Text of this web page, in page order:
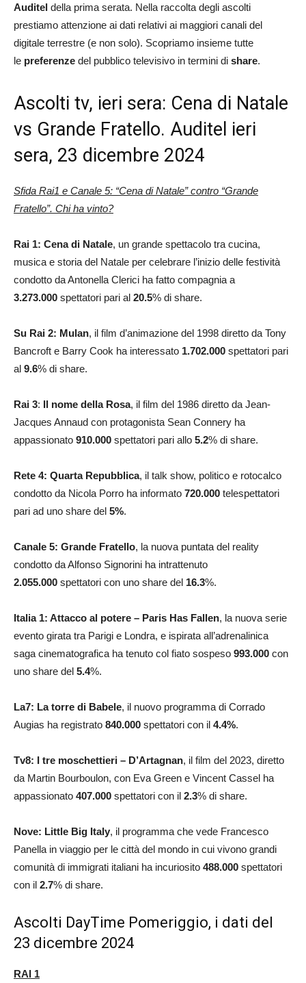
Auditel della prima serata. Nella raccolta degli ascolti
prestiamo attenzione ai dati relativi ai maggiori canali del
digitale terrestre (e non solo). Scopriamo insieme tutte
le preferenze del pubblico televisivo in termini di share.
Ascolti tv, ieri sera: Cena di Natale
vs Grande Fratello. Auditel ieri
sera, 23 dicembre 2024
Sfida Rai1 e Canale 5: “Cena di Natale” contro “Grande
Fratello”. Chi ha vinto?
Rai 1: Cena di Natale, un grande spettacolo tra cucina,
musica e storia del Natale per celebrare l’inizio delle festività
condotto da Antonella Clerici ha fatto compagnia a
3.273.000 spettatori pari al 20.5% di share.
Su Rai 2: Mulan, il film d’animazione del 1998 diretto da Tony
Bancroft e Barry Cook ha interessato 1.702.000 spettatori pari
al 9.6% di share.
Rai 3: Il nome della Rosa, il film del 1986 diretto da Jean-
Jacques Annaud con protagonista Sean Connery ha
appassionato 910.000 spettatori pari allo 5.2% di share.
Rete 4: Quarta Repubblica, il talk show, politico e rotocalco
condotto da Nicola Porro ha informato 720.000 telespettatori
pari ad uno share del 5%.
Canale 5: Grande Fratello, la nuova puntata del reality
condotto da Alfonso Signorini ha intrattenuto
2.055.000 spettatori con uno share del 16.3%.
Italia 1: Attacco al potere – Paris Has Fallen, la nuova serie
evento girata tra Parigi e Londra, e ispirata all’adrenalinica
saga cinematografica ha tenuto col fiato sospeso 993.000 con
uno share del 5.4%.
La7: La torre di Babele, il nuovo programma di Corrado
Augias ha registrato 840.000 spettatori con il 4.4%.
Tv8: I tre moschettieri – D’Artagnan, il film del 2023, diretto
da Martin Bourboulon, con Eva Green e Vincent Cassel ha
appassionato 407.000 spettatori con il 2.3% di share.
Nove: Little Big Italy, il programma che vede Francesco
Panella in viaggio per le città del mondo in cui vivono grandi
comunità di immigrati italiani ha incuriosito 488.000 spettatori
con il 2.7% di share.
Ascolti DayTime Pomeriggio, i dati del
23 dicembre 2024
RAI 1